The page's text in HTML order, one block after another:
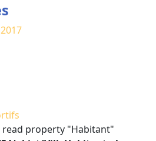
2017
property "Habitant"